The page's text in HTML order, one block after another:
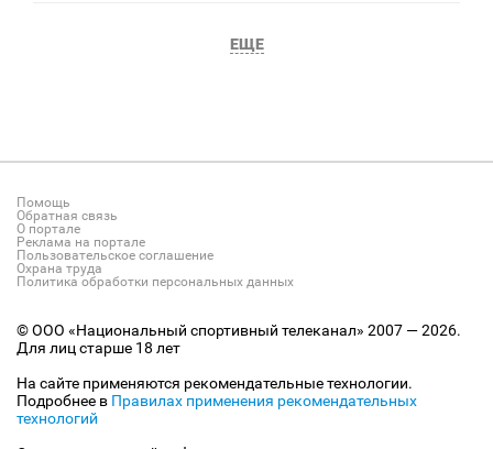
ЕЩЕ
Помощь
Обратная связь
О портале
Реклама на портале
Пользовательское соглашение
Охрана труда
Политика обработки персональных данных
© ООО «Национальный спортивный телеканал» 2007 — 2026.
Для лиц старше 18 лет
На сайте применяются рекомендательные технологии.
Подробнее в Правилах применения рекомендательных
технологий